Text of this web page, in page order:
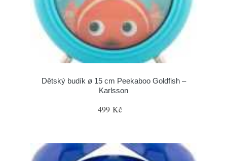
Dětský budík ø 15 cm Peekaboo Goldfish –
Karlsson
499 Kč